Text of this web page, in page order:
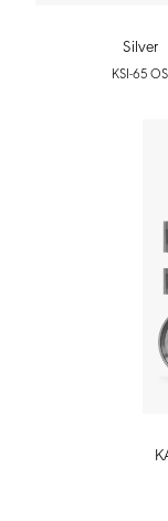
Silver
KSI-65 OS